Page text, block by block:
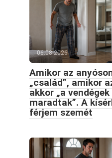
06.08.2026
Amikor az
„család”, amikor
akkor „a
maradtak”. A
férjem szemét